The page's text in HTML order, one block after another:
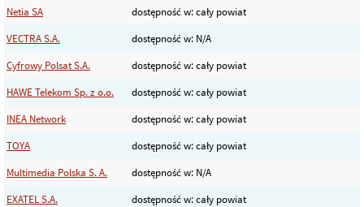
Netia SA
dostępność w: cały powiat
VECTRA S.A.
dostępność w: N/A
Cyfrowy Polsat S.A.
dostępność w: cały powiat
HAWE Telekom Sp. z o.o.
dostępność w: cały powiat
INEA Network
dostępność w: cały powiat
TOYA
dostępność w: cały powiat
Multimedia Polska S. A.
dostępność w: N/A
EXATEL S.A.
dostępność w: cały powiat